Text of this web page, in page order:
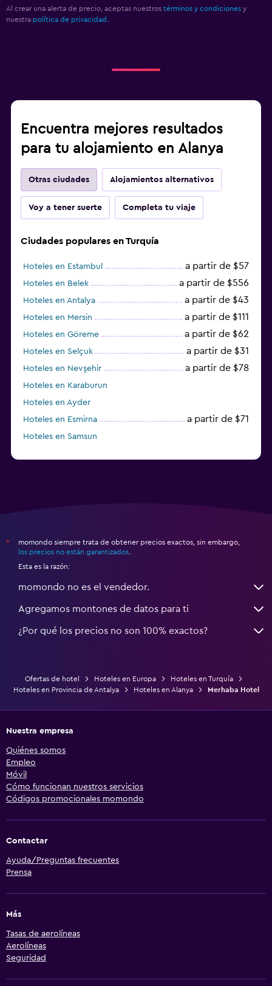
Al crear una alerta de precio, aceptas nuestros términos y condiciones y
nuestra política de privacidad.
Encuentra mejores resultados
para tu alojamiento en Alanya
Otras ciudades Alojamientos alternativos
Voy a tener suerte Completa tu viaje
Ciudades populares en Turquía
Hoteles en Estambul a partir de $57
Hoteles en Belek a partir de $556
Hoteles en Antalya a partir de $43
Hoteles en Mersin a partir de $111
Hoteles en Göreme a partir de $62
Hoteles en Selçuk a partir de $31
Hoteles en Nevşehir a partir de $78
Hoteles en Karaburun
Hoteles en Ayder
Hoteles en Esmirna
a partir de $71
Hoteles en Samsun
*
momondo siempre trata de obtener precios exactos, sin embargo,
los precios no están garantizados
Esta es la razón:
momondo no es el vendedor.
Agregamos montones de datos para ti
¿Por qué los precios no son 100% exactos?
Ofertas de hotel Hoteles en Europa
Hoteles en Turquía
Hoteles en Provincia de Antalya
Hoteles en Alanya Merhaba Hotel
Nuestra empresa
Quiénes somos
Empleo
Móvil
Cómo funcionan nuestros servicios
Códigos promocionales momondo
Contactar
Ayuda/Preguntas frecuentes
Prensa
Más
Tasas de aerolíneas
Aerolíneas
Seguridad